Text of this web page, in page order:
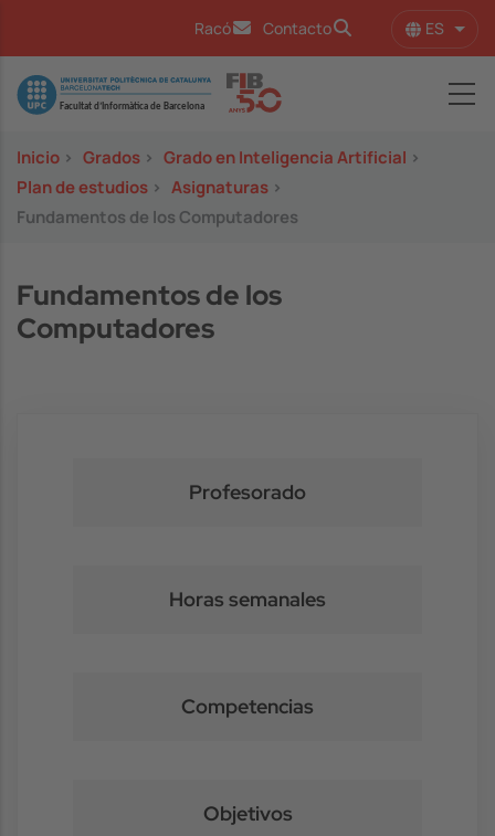
Racó Contacto ES
Image
Inicio > Grados > Grado en Inteligencia Artificial >
Plan de estudios > Asignaturas >
Fundamentos de los Computadores
Fundamentos de los
Computadores
Profesorado
Horas semanales
Competencias
Objetivos